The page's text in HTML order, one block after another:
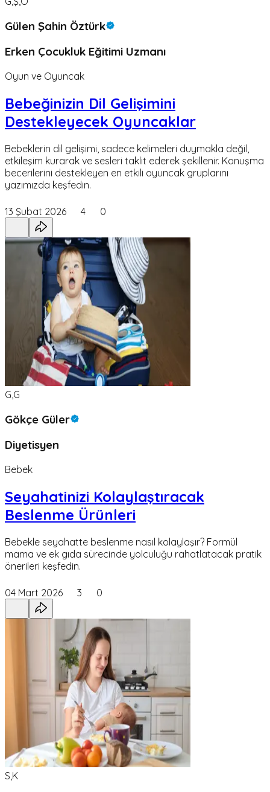
Gülen Şahin Öztürk
Erken Çocukluk Eğitimi Uzmanı
Oyun ve Oyuncak
Bebeğinizin Dil Gelişimini
Destekleyecek Oyuncaklar
Bebeklerin dil gelişimi, sadece kelimeleri duymakla değil,
etkileşim kurarak ve sesleri taklit ederek şekillenir. Konuşma
becerilerini destekleyen en etkili oyuncak gruplarını
yazımızda keşfedin.
13 Şubat 2026 4 0
G,G
Gökçe Güler
Diyetisyen
Bebek
Seyahatinizi Kolaylaştıracak
Beslenme Ürünleri
Bebekle seyahatte beslenme nasıl kolaylaşır? Formül
mama ve ek gıda sürecinde yolculuğu rahatlatacak pratik
önerileri keşfedin.
04 Mart 2026 3 0
S,K